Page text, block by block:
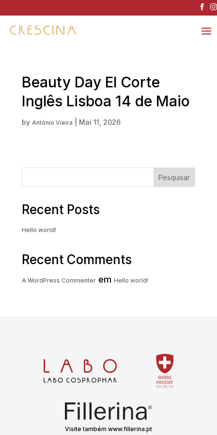
Beauty Day El Corte
Inglês Lisboa 14 de Maio
by António Vieira Mai 11, 2026
Pesquisar
Recent Posts
Hello world!
Recent Comments
A WordPress Commenterem Hello world!
Visite também www.fillerina.pt